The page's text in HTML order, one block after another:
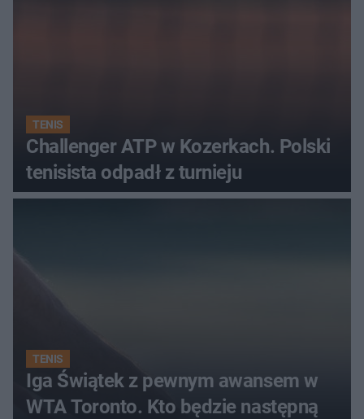
TENIS
Challenger ATP w Kozerkach. Polski
tenisista odpadł z turnieju
TENIS
Iga Świątek z pewnym awansem w
WTA Toronto. Kto będzie następną